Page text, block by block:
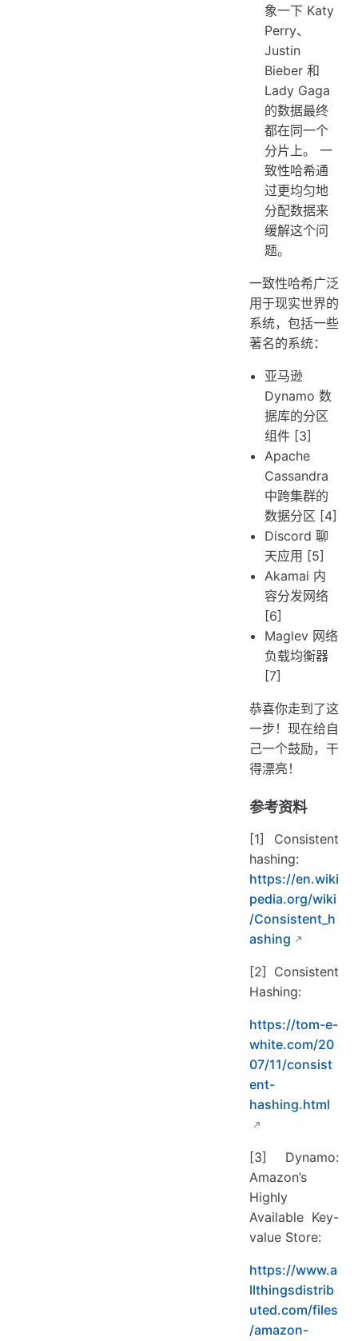
象一下 Katy
Perry、
Justin
Bieber 和
Lady Gaga
的数据最终
都在同一个
分片上。 一
致性哈希通
过更均匀地
分配数据来
缓解这个问
题。
一致性哈希广泛
用于现实世界的
系统，包括一些
著名的系统：
亚马逊
Dynamo 数
据库的分区
组件 [3]
Apache
Cassandra
中跨集群的
数据分区 [4]
Discord 聊
天应用 [5]
Akamai 内
容分发网络
[6]
Maglev 网络
负载均衡器
[7]
恭喜你走到了这
一步！现在给自
己一个鼓励，干
得漂亮！
参考资料
[1] Consistent
hashing:
https://en.wiki
pedia.org/wiki
/Consistent_h
ashing
[2] Consistent
Hashing:
https://tom-e-
white.com/20
07/11/consist
ent-
hashing.html
[3] Dynamo:
Amazon’s
Highly
Available Key-
value Store:
https://www.a
llthingsdistrib
uted.com/files
/amazon-